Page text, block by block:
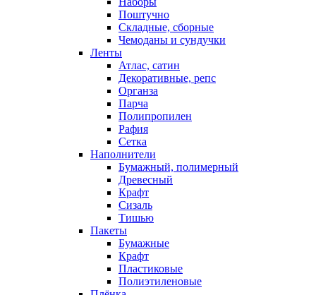
Поштучно
Складные, сборные
Чемоданы и сундучки
Ленты
Атлас, сатин
Декоративные, репс
Органза
Парча
Полипропилен
Рафия
Сетка
Наполнители
Бумажный, полимерный
Древесный
Крафт
Сизаль
Тишью
Пакеты
Бумажные
Крафт
Пластиковые
Полиэтиленовые